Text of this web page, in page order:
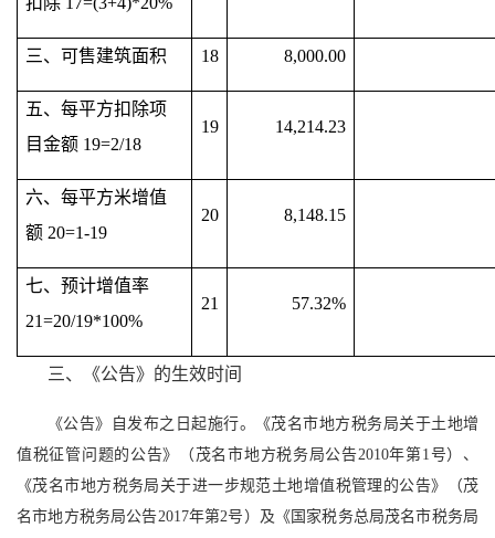
三、可售建筑面积 18 8,000.00
五、每平方扣除项
目金额 19=2/18
19 14,214.23
六、每平方米增值
额 20=1-19
20 8,148.15
七、预计增值率
21=20/19*100%
21 57.32%
三、《公告》的生效时间
《公告》自发布之日起施行。《茂名市地方税务局关于土地增
值税征管问题的公告》（茂名市地方税务局公告2010年第1号）、
《茂名市地方税务局关于进一步规范土地增值税管理的公告》（茂
名市地方税务局公告2017年第2号）及《国家税务总局茂名市税务局